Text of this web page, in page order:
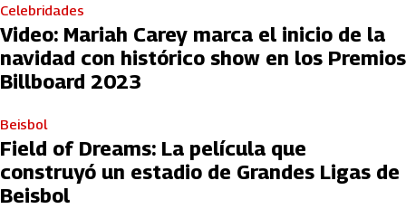
Celebridades
Video: Mariah Carey marca el inicio de la
navidad con histórico show en los Premios
Billboard 2023
Beisbol
Field of Dreams: La película que
construyó un estadio de Grandes Ligas de
Beisbol